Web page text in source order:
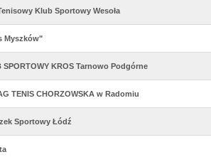
Klub Sportowy Wesoła
Myszków"
SPORTOWY KROS Tarnowo Podgórne
TENIS CHORZOWSKA w Radomiu
Sportowy Łódź